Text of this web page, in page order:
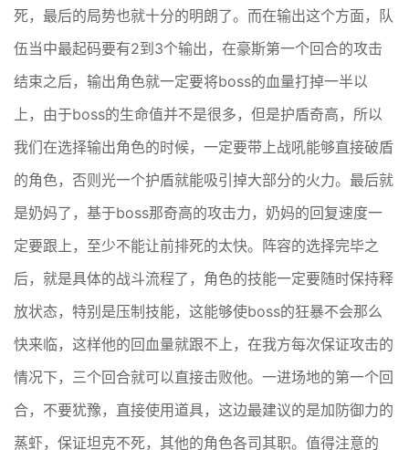
死，最后的局势也就十分的明朗了。而在输出这个方面，队
伍当中最起码要有2到3个输出，在豪斯第一个回合的攻击
结束之后，输出角色就一定要将boss的血量打掉一半以
上，由于boss的生命值并不是很多，但是护盾奇高，所以
我们在选择输出角色的时候，一定要带上战吼能够直接破盾
的角色，否则光一个护盾就能吸引掉大部分的火力。最后就
是奶妈了，基于boss那奇高的攻击力，奶妈的回复速度一
定要跟上，至少不能让前排死的太快。阵容的选择完毕之
后，就是具体的战斗流程了，角色的技能一定要随时保持释
放状态，特别是压制技能，这能够使boss的狂暴不会那么
快来临，这样他的回血量就跟不上，在我方每次保证攻击的
情况下，三个回合就可以直接击败他。一进场地的第一个回
合，不要犹豫，直接使用道具，这边最建议的是加防御力的
蒸虾，保证坦克不死，其他的角色各司其职。值得注意的